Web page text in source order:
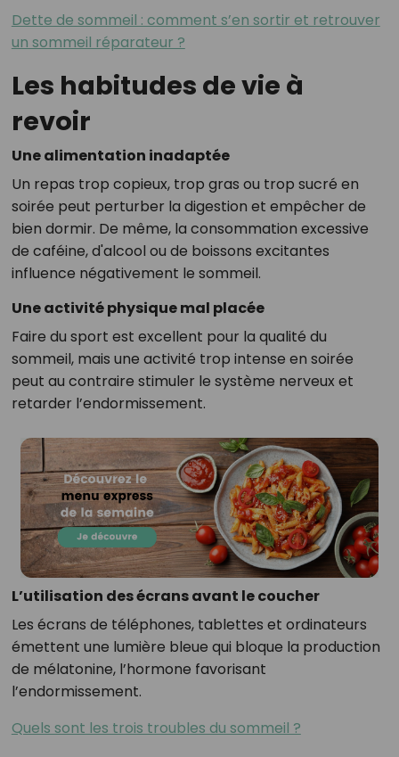
Dette de sommeil : comment s’en sortir et retrouver
un sommeil réparateur ?
Les habitudes de vie à
revoir
Une alimentation inadaptée
Un repas trop copieux, trop gras ou trop sucré en
soirée peut perturber la digestion et empêcher de
bien dormir. De même, la consommation excessive
de caféine, d'alcool ou de boissons excitantes
influence négativement le sommeil.
Une activité physique mal placée
Faire du sport est excellent pour la qualité du
sommeil, mais une activité trop intense en soirée
peut au contraire stimuler le système nerveux et
retarder l’endormissement.
L’utilisation des écrans avant le coucher
Les écrans de téléphones, tablettes et ordinateurs
émettent une lumière bleue qui bloque la production
de mélatonine, l’hormone favorisant
l’endormissement.
Quels sont les trois troubles du sommeil ?